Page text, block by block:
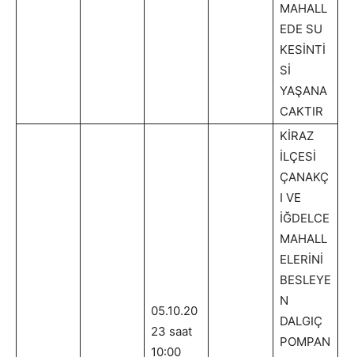
MAHALL
EDE SU
KESİNTİ
Sİ
YAŞANA
CAKTIR
05.10.20
23 saat
10:00
KİRAZ
İLÇESİ
ÇANAKÇ
I VE
İĞDELCE
MAHALL
ELERİNİ
BESLEYE
N
DALGIÇ
POMPAN